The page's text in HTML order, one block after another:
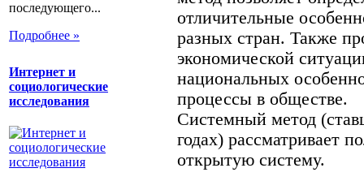
последующего...
Подробнее »
Интернет и
социологические
исследования
отличительные
разных стран. Также
экономической
национальных
процессы в обществе.
Системный метод
годах) рассматривает
открытую систему.